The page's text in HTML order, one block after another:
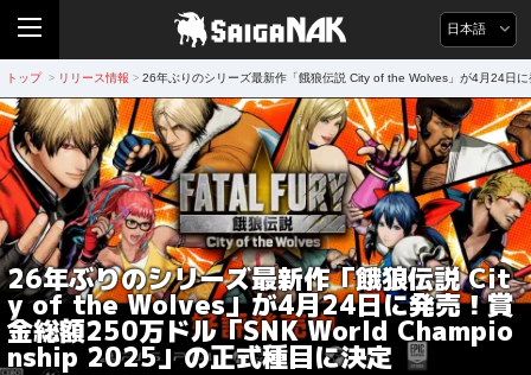
日本語
トップ > リリース情報 > 26年ぶりのシリーズ最新作「餓狼伝説 City of the Wolves」が4月24日
26年ぶりのシリーズ最新作「餓狼伝説 Cit
y of the Wolves」が4月24日に発売！賞
金総額250万ドル「SNK World Champio
nship 2025」の正式種目に決定